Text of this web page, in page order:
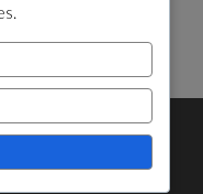
Policy
and Conditions